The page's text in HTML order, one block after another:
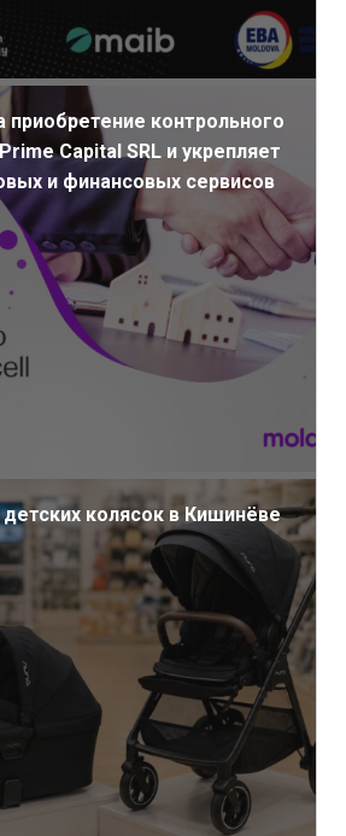
контрольного
Capital SRL и укрепляет
и финансовых сервисов
колясок в Кишинёве